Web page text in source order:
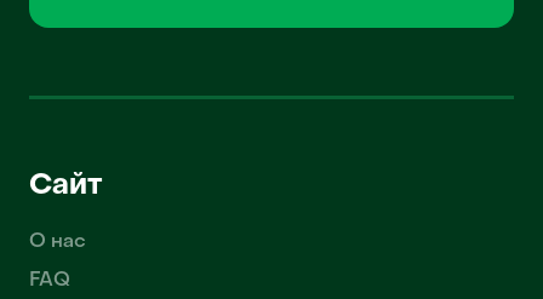
Сайт
О нас
FAQ